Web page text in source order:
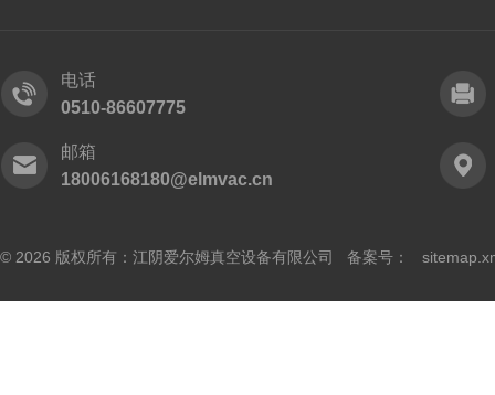
电话
0510-86607775
邮箱
18006168180@elmvac.cn
© 2026 版权所有：江阴爱尔姆真空设备有限公司 备案号：